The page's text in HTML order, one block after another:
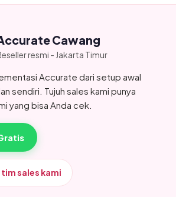
Cawang
resmi - Jakarta Timur
Accurate dari setup awal
sendiri. Tujuh sales kami punya
yang bisa Anda cek.
sales kami